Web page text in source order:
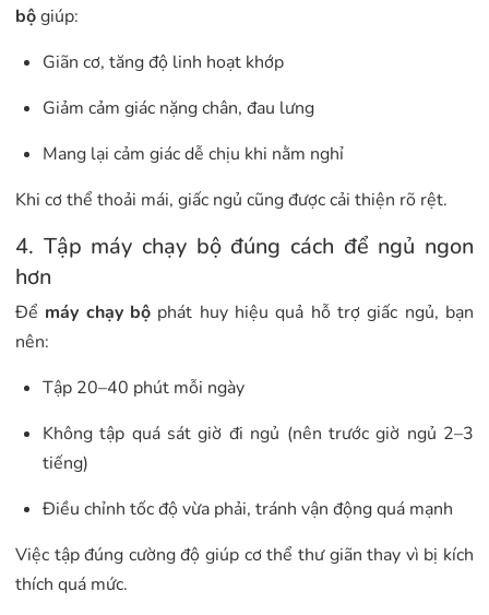
bộgiúp:
Giãn cơ, tăng độ linh hoạt khớp
Giảm cảm giác nặng chân, đau lưng
Mang lại cảm giác dễ chịu khi nằm nghỉ
Khi cơ thể thoải mái, giấc ngủ cũng được cải thiện rõ rệt.
4. Tập máy chạy bộ đúng cách để ngủ ngon
hơn
Để máy chạy bộ phát huy hiệu quả hỗ trợ giấc ngủ, bạn
nên:
Tập 20–40 phút mỗi ngày
Không tập quá sát giờ đi ngủ (nên trước giờ ngủ 2–3
tiếng)
Điều chỉnh tốc độ vừa phải, tránh vận động quá mạnh
Việc tập đúng cường độ giúp cơ thể thư giãn thay vì bị kích
thích quá mức.